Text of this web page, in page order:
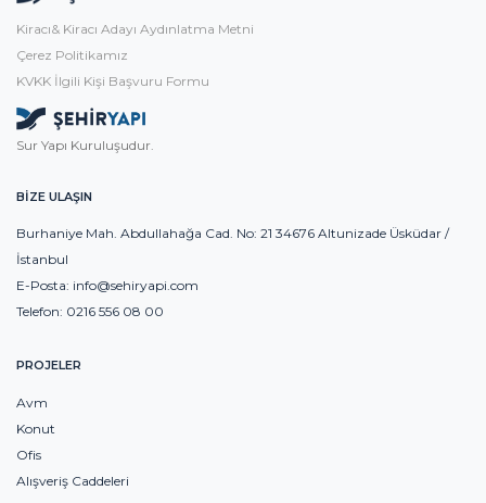
Kiracı& Kiracı Adayı Aydınlatma Metni
Çerez Politikamız
KVKK İlgili Kişi Başvuru Formu
Sur Yapı Kuruluşudur.
BİZE ULAŞIN
Burhaniye Mah. Abdullahağa Cad. No: 21 34676 Altunizade Üsküdar /
İstanbul
E-Posta: info@sehiryapi.com
Telefon: 0216 556 08 00
PROJELER
Avm
Konut
Ofis
Alışveriş Caddeleri